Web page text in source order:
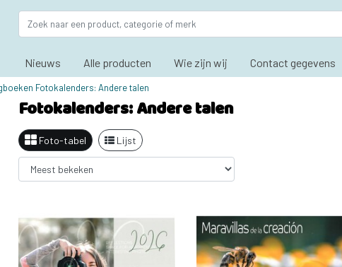
Nieuws Alle producten Wie zijn wij Contact gegevens
Fotokalenders: Andere talen
Fotokalenders: Andere talen
Foto-tabel Lijst